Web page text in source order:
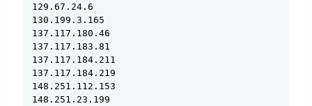
129.67.24.6
130.199.3.165
137.117.180.46
137.117.183.81
137.117.184.211
137.117.184.219
148.251.112.153
148.251.23.199